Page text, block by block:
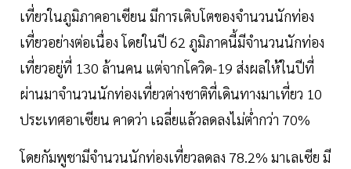
เที่ยวในภูมิภาคอาเซียน มีการเติบโตของจำนวนนักท่อง
เที่ยวอย่างต่อเนื่อง โดยในปี 62 ภูมิภาคนี้มีจำนวนนักท่อง
เที่ยวอยู่ที่ 130 ล้านคน แต่จากโควิด-19 ส่งผลให้ในปีที่
ผ่านมาจำนวนนักท่องเที่ยวต่างชาติที่เดินทางมาเที่ยว 10
ประเทศอาเซียน คาดว่า เฉลี่ยแล้วลดลงไม่ต่ำกว่า 70%
โดยกัมพูชามีจำนวนนักท่องเที่ยวลดลง 78.2% มาเลเซีย มี